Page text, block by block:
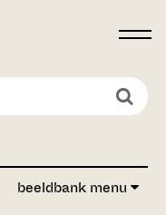
beeldbank menu